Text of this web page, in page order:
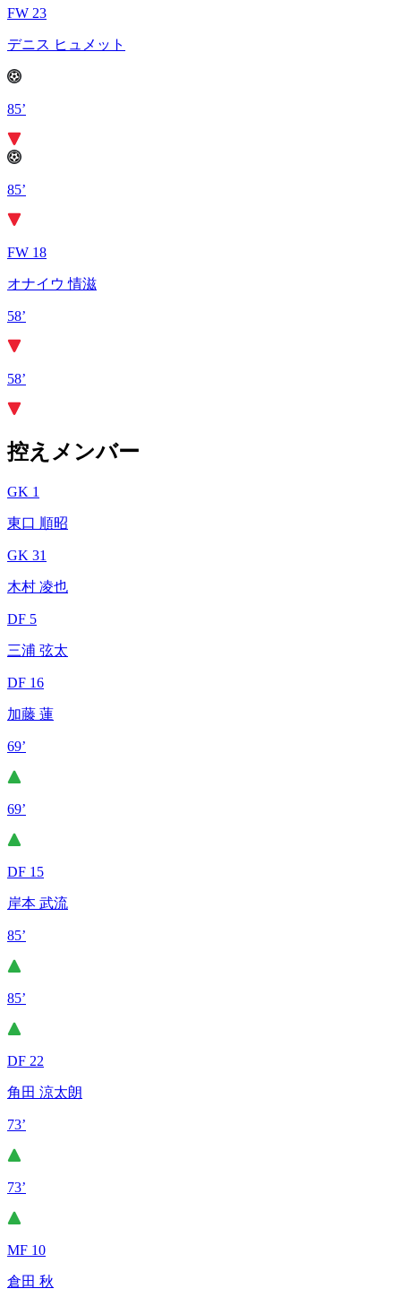
FW 23
デニス ヒュメット
85’
85’
FW 18
オナイウ 情滋
58’
58’
控えメンバー
GK 1
東口 順昭
GK 31
木村 凌也
DF 5
三浦 弦太
DF 16
加藤 蓮
69’
69’
DF 15
岸本 武流
85’
85’
DF 22
角田 涼太朗
73’
73’
MF 10
倉田 秋